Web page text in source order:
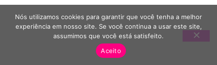
A menopausa precoce acomete uma pequena
parte das mulheres que desejam engravidar. Por
não ser comum, muitas vezes, acaba aparecendo...
Nós utilizamos cookies para garantir que você tenha a melhor
experiência em nosso site. Se você continua a usar este site,
assumimos que você está satisfeito.
Aceito